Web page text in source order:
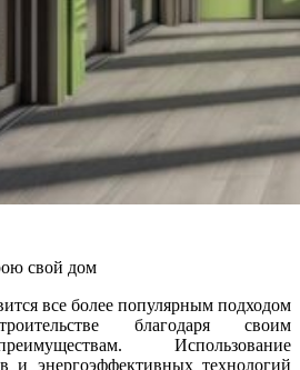
свой дом
все более популярным подходом
благодаря своим
Использование
и энергоэффективных технологий